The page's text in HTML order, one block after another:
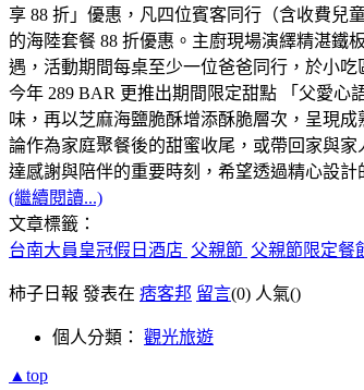
享 88 折」優惠，凡四位賓客同行（含收費兒
的海陸套餐 88 折優惠。主廚現場演繹精湛鐵
遇，活動期間每桌至少一位爸爸同行，於小
今年 289 BAR 更推出期間限定甜點 「父愛心
味，再以芝麻海鹽脆酥增添酥脆層次，呈現
論作為家庭聚餐後的甜蜜收尾，或帶回家與
達感謝與陪伴的重要時刻，希望透過精心設
(繼續閱讀...)
文章標籤：
台南大員皇冠假日酒店 父親節 父親節限定餐
柿子日報 發表在 痞客邦 留言(0) 人氣()
個人分類： 觀光旅遊
▲top